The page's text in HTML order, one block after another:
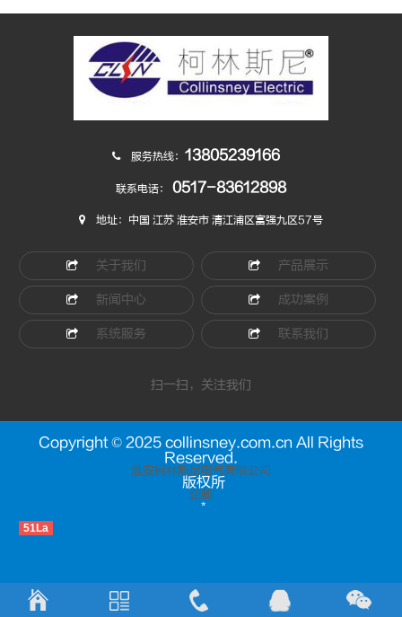
服务热线： 13805239166
联系电话： 0517-83612898
地址：中国 江苏 淮安市 清江浦区富强九区57号
关于我们 产品展示
新闻中心 成功案例
系统服务 联系我们
扫一扫，关注我们
Copyright © 2025 collinsney.com.cn All Rights
Reserved.
淮安柯林斯尼电气有限公司
版权所
企邮
*
51La